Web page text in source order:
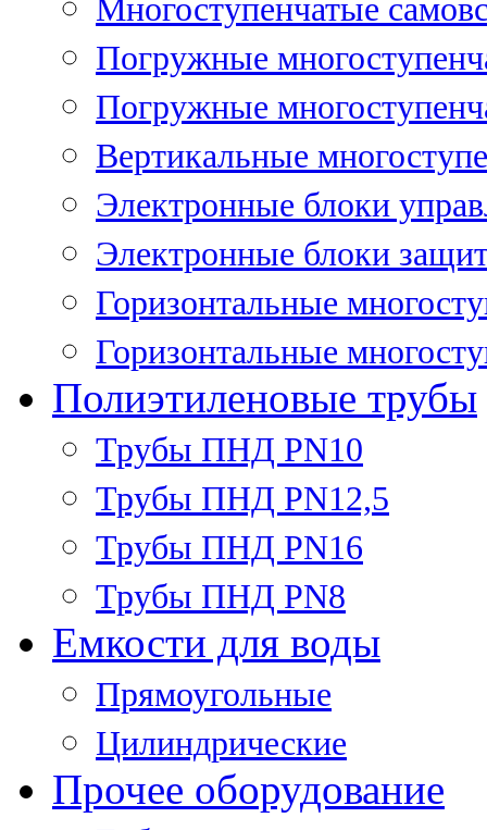
Многоступенчатые
Погружные
Погружные
Вертикальные
Электронные блоки
Электронные блоки
Горизонтальные
Горизонтальные
Полиэтиленовые трубы
Трубы ПНД PN10
Трубы ПНД PN12,5
Трубы ПНД PN16
Трубы ПНД PN8
Емкости для воды
Прямоугольные
Цилиндрические
Прочее оборудование